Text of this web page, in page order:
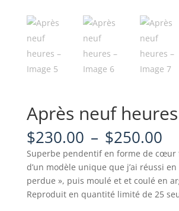
Après neuf heures
$230.00 – $250.00
à
Superbe pendentif en forme de
d’un modèle unique que j’ai réussi en
perdue », puis moulé et et coulé en
Reproduit en quantité limité de 25